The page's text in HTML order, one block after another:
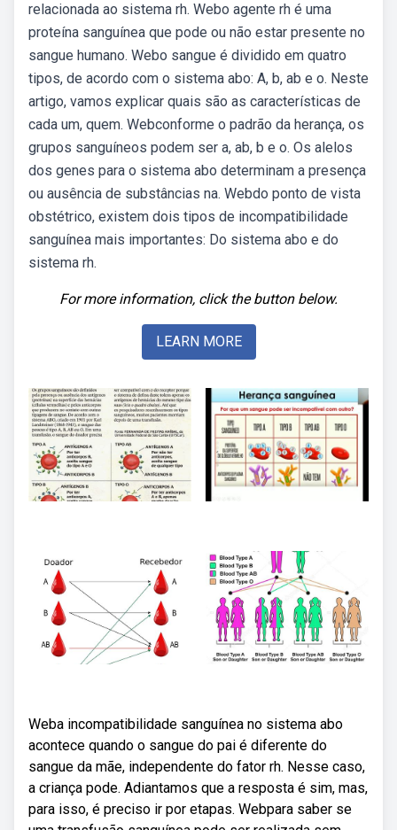
relacionada ao sistema rh. Webo agente rh é uma
proteína sanguínea que pode ou não estar presente no
sangue humano. Webo sangue é dividido em quatro
tipos, de acordo com o sistema abo: A, b, ab e o. Neste
artigo, vamos explicar quais são as características de
cada um, quem. Webconforme o padrão da herança, os
grupos sanguíneos podem ser a, ab, b e o. Os alelos
dos genes para o sistema abo determinam a presença
ou ausência de substâncias na. Webdo ponto de vista
obstétrico, existem dois tipos de incompatibilidade
sanguínea mais importantes: Do sistema abo e do
sistema rh.
For more information, click the button below.
LEARN MORE
Weba incompatibilidade sanguínea no sistema abo
acontece quando o sangue do pai é diferente do
sangue da mãe, independente do fator rh. Nesse caso,
a criança pode. Adiantamos que a resposta é sim, mas,
para isso, é preciso ir por etapas. Webpara saber se